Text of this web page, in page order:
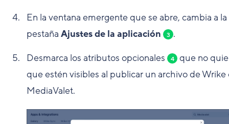
En la ventana emergente que se abre, cambia a la
pestaña Ajustes de la aplicación 3 .
Desmarca los atributos opcionales
4
que no
que estén visibles al publicar un archivo de Wrike
MediaValet.